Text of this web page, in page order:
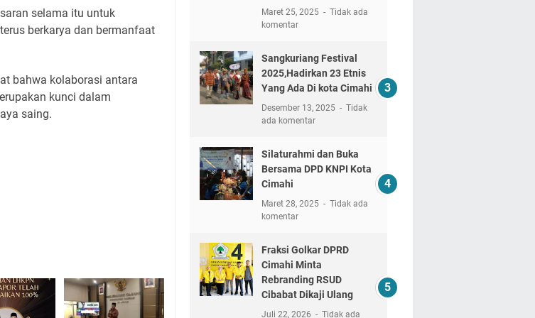
selama itu untuk
berkarya dan bermanfaat
bahwa kolaborasi antara
kunci dalam
saing.
Maret 25, 2025
Tidak ada
komentar
Sangkuriang Festival
2025,Hadirkan 23 Etnis
Yang Ada Di kota Cimahi
Desember 13, 2025
Tidak
ada komentar
Silaturahmi dan Buka
Bersama DPD KNPI Kota
Cimahi
Maret 28, 2025
Tidak ada
komentar
Fraksi Golkar DPRD
Cimahi Minta
Rebranding RSUD
Cibabat Dikaji Ulang
Juli 22, 2026 Tidak ada